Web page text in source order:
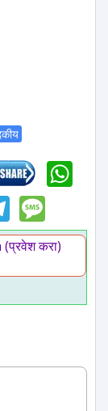
करा)